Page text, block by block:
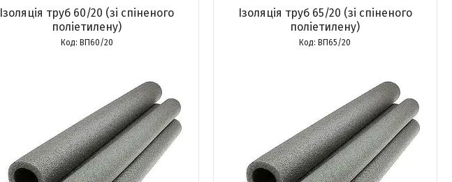
Ізоляція труб 60/20 (зі спіненого
поліетилену)
ВП60/20
Ізоляція труб 65/20 (зі спіненого
поліетилену)
ВП65/20